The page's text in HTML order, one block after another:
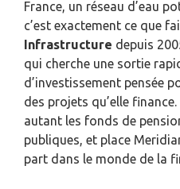
France, un réseau d’eau
c’est exactement ce que
Infrastructure depuis
qui cherche une sortie
d’investissement pensée
des projets qu’elle
autant les fonds de
publiques, et place
part dans le monde de la